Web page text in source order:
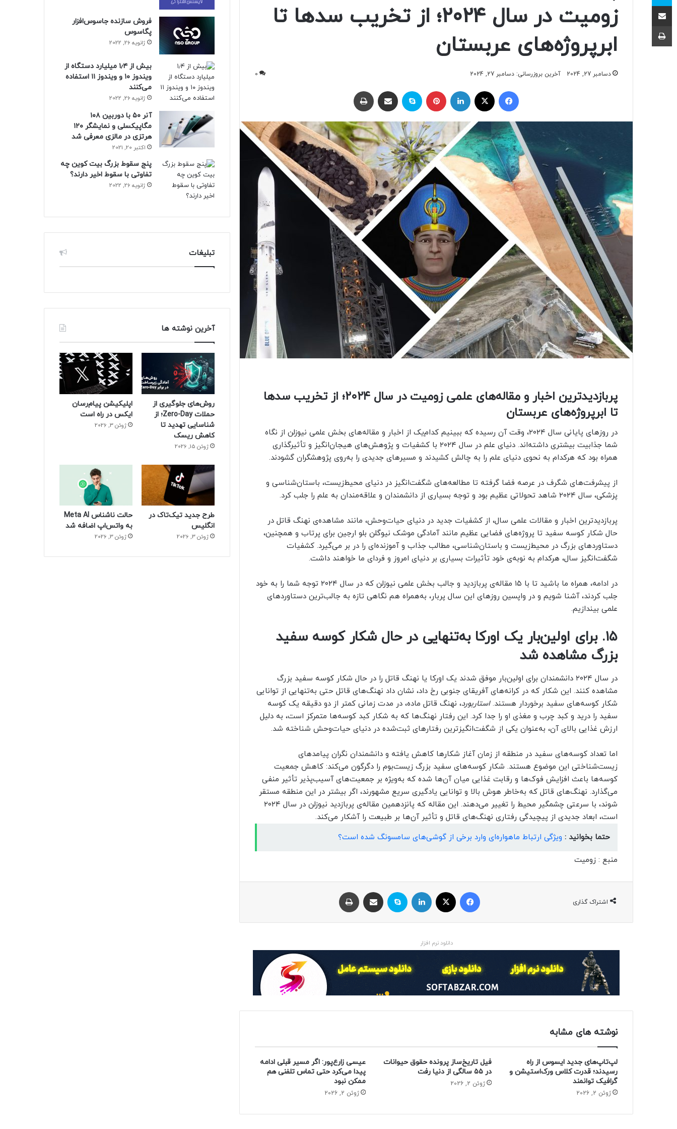
زومیت در سال ۲۰۲۴؛ از تخریب سدها تا
ابرپروژه‌های عربستان
دسامبر 27, 2024 آخرین بروزرسانی: دسامبر 27, 2024 0
ایکس
پربازدیدترین اخبار و مقاله‌های علمی زومیت در سال ۲۰۲۴؛ از تخریب سدها
تا ابرپروژه‌های عربستان
در روزهای پایانی سال ۲۰۲۴، وقت آن رسیده که ببینیم کدام‌یک از اخبار و مقاله‌های بخش علمی نیوزلن از نگاه
شما جذابیت بیشتری داشته‌اند. دنیای علم در سال ۲۰۲۴ با کشفیات و پژوهش‌های هیجان‌انگیز و تأثیرگذاری
همراه بود که هرکدام به نحوی دنیای علم را به چالش کشیدند و مسیرهای جدیدی را به‌روی پژوهشگران گشودند.
از پیشرفت‌های شگرف در عرصه فضا گرفته تا مطالعه‌های شگفت‌انگیز در دنیای محیط‌زیست، باستان‌شناسی و
پزشکی، سال ۲۰۲۴ شاهد تحولاتی عظیم بود و توجه بسیاری از دانشمندان و علاقه‌مندان به علم را جلب کرد.
پربازدیدترین اخبار و مقالات علمی سال، از کشفیات جدید در دنیای حیات‌وحش، مانند مشاهده‌ی نهنگ قاتل در
حال شکار کوسه سفید تا پروژه‌های فضایی عظیم مانند آمادگی موشک نیوگلن بلو ارجین برای پرتاب و همچنین،
دستاوردهای بزرگ در محیط‌زیست و باستان‌شناسی، مطالب جذاب و آموزنده‌ای را در بر می‌گیرد. کشفیات
شگفت‌انگیز سال، هرکدام به نوبه‌ی خود تأثیرات بسیاری بر دنیای امروز و فردای ما خواهند داشت.
در ادامه، همراه ما باشید تا با ۱۵ مقاله‌ی پربازدید و جالب بخش علمی نیوزلن که در سال ۲۰۲۴ توجه شما را به خود
جلب کردند، آشنا شویم و در واپسین روزهای این سال پربار، به‌همراه هم نگاهی تازه به جالب‌ترین دستاوردهای
علمی بیندازیم.
۱۵. برای اولین‌بار یک اورکا به‌تنهایی در حال شکار کوسه سفید
بزرگ مشاهده شد
در سال ۲۰۲۴ دانشمندان برای اولین‌بار موفق شدند یک اورکا یا نهنگ قاتل را در حال شکار کوسه سفید بزرگ
مشاهده کنند. این شکار که در کرانه‌های آفریقای جنوبی رخ داد، نشان داد نهنگ‌های قاتل حتی به‌تنهایی از توانایی
شکار کوسه‌های سفید برخوردار هستند.استاربورد، نهنگ قاتل ماده، در مدت زمانی کمتر از دو دقیقه یک کوسه
سفید را درید و کبد چرب و مغذی او را جدا کرد. این رفتار نهنگ‌ها که به شکار کبد کوسه‌ها متمرکز است، به دلیل
ارزش غذایی بالای آن، به‌عنوان یکی از شگفت‌انگیزترین رفتارهای ثبت‌شده در دنیای حیات‌وحش شناخته شد.
اما تعداد کوسه‌های سفید در منطقه از زمان آغاز شکارها کاهش یافته و دانشمندان نگران پیامدهای
زیست‌شناختی این موضوع هستند. شکار کوسه‌های سفید بزرگ زیست‌بوم را دگرگون می‌کند: کاهش جمعیت
کوسه‌ها باعث افزایش فوک‌ها و رقابت غذایی میان آن‌ها شده که به‌ویژه بر جمعیت‌های آسیب‌پذیر تأثیر منفی
می‌گذارد. نهنگ‌های قاتل که به‌خاطر هوش بالا و توانایی یادگیری سریع مشهورند، اگر بیشتر در این منطقه مستقر
شوند، با سرعتی چشمگیر محیط را تغییر می‌دهند. این مقاله که پانزدهمین مقاله‌ی پربازدید نیوزلن در سال ۲۰۲۴
است، ابعاد جدیدی از پیچیدگی رفتاری نهنگ‌های قاتل و تأثیر آن‌ها بر طبیعت را آشکار می‌کند.
حتما بخوانید : ویژگی ارتباط ماهواره‌ای وارد برخی از گوشی‌های سامسونگ شده است؟
منبع : زومیت
اشتراک گذاری
ایکس
دانلود نرم افزار
نوشته های مشابه
لپ‌تاپ‌های جدید ایسوس از راه
رسیدند؛ قدرت کلاس ورک‌استیشن و
گرافیک توانمند
ژوئن 2, 2026
فیل تاریخ‌ساز پرونده حقوق حیوانات
در ۵۵ سالگی از دنیا رفت
ژوئن 2, 2026
عیسی زارع‌پور: اگر مسیر قبلی ادامه
پیدا می‌کرد حتی تماس تلفنی هم
ممکن نبود
ژوئن 2, 2026
فروش سازنده جاسوس‌افزار
پگاسوس
ژانویه 26, 2022
بیش از ۱٫۴ میلیارد دستگاه از
ویندوز ۱۰ و ویندوز ۱۱ استفاده
می‌کنند
ژانویه 26, 2022
آنر ۵۰ با دوربین ۱۰۸
مگاپیکسلی و نمایشگر ۱۲۰
هرتزی در مالزی معرفی شد
اکتبر 20, 2021
پنج سقوط بزرگ بیت کوین چه
تفاوتی با سقوط اخیر دارند؟
ژانویه 26, 2022
تبلیغات
آخرین نوشته ها
روش‌های جلوگیری از
حملات Zero-Day؛ از
شناسایی تهدید تا
کاهش ریسک
ژوئن 15, 2026
اپلیکیشن پیام‌رسان
ایکس در راه است
ژوئن 3, 2026
طرح جدید تیک‌تاک در
انگلیس
ژوئن 3, 2026
حالت ناشناس Meta AI
به واتس‌اپ اضافه شد
ژوئن 3, 2026